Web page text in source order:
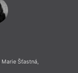
Marie Šťastná,